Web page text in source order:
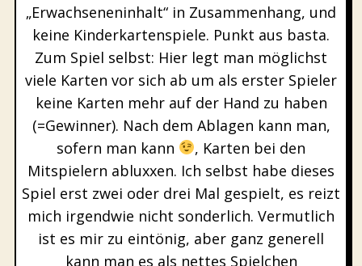
„Erwachseneninhalt“ in Zusammenhang, und
keine Kinderkartenspiele. Punkt aus basta.
Zum Spiel selbst: Hier legt man möglichst
viele Karten vor sich ab um als erster Spieler
keine Karten mehr auf der Hand zu haben
(=Gewinner). Nach dem Ablagen kann man,
sofern man kann
, Karten bei den
Mitspielern abluxxen. Ich selbst habe dieses
Spiel erst zwei oder drei Mal gespielt, es reizt
mich irgendwie nicht sonderlich. Vermutlich
ist es mir zu eintönig, aber ganz generell
kann man es als nettes Spielchen